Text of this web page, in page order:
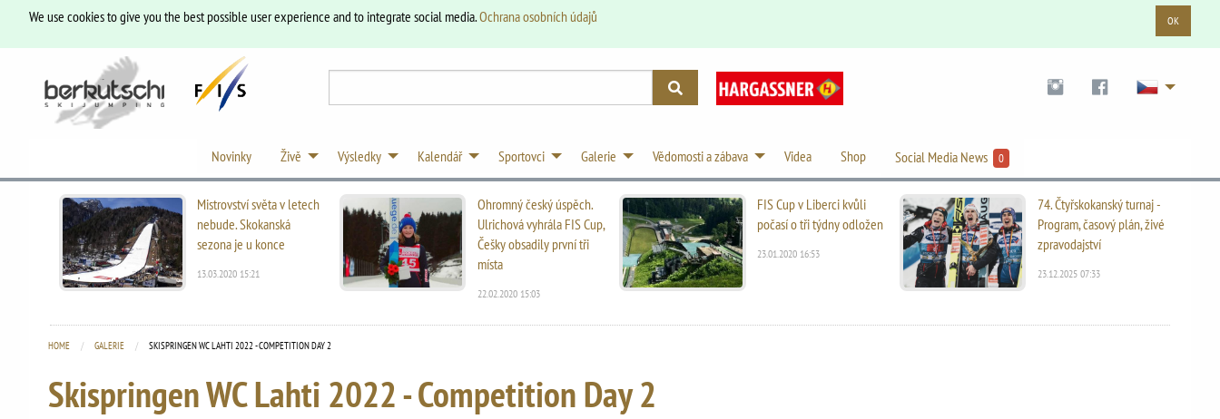
We use cookies to give you the best possible user experience and to integrate social media.Ochrana osobních údajů OK
Novinky Živě Výsledky Kalendář Sportovci Galerie Vědomosti a zábava Videa Shop Social Media News 0
Mistrovství světa v letech
nebude. Skokanská
sezona je u konce
13.03.2020 15:21
Ohromný český úspěch.
Ulrichová vyhrála FIS Cup,
Češky obsadily první tři
místa
22.02.2020 15:03
FIS Cup v Liberci kvůli
počasí o tři týdny odložen
23.01.2020 16:53
74. Čtyřskokanský turnaj -
Program, časový plán, živé
zpravodajství
23.12.2025 07:33
HOME GALERIE CURRENT:
SKISPRINGEN WC LAHTI 2022 - COMPETITION DAY 2
Skispringen WC Lahti 2022 - Competition Day 2